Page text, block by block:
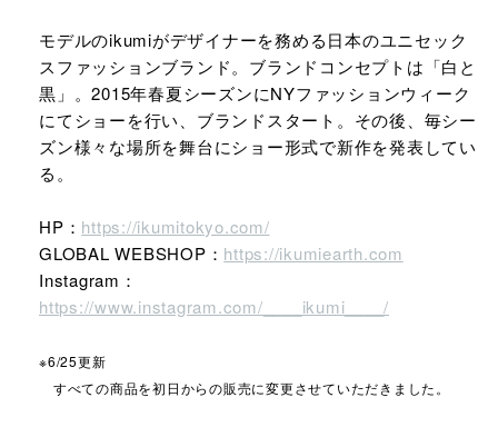
モデルのikumiがデザイナーを務める日本のユニセック
スファッションブランド。ブランドコンセプトは「白と
黒」。2015年春夏シーズンにNYファッションウィーク
にてショーを行い、ブランドスタート。その後、毎シー
ズン様々な場所を舞台にショー形式で新作を発表してい
る。
HP： https://ikumitokyo.com/
GLOBAL WEBSHOP： https://ikumiearth.com
Instagram：
https://www.instagram.com/____ikumi____/
※6/25更新
すべての商品を初日からの販売に変更させていただきました。